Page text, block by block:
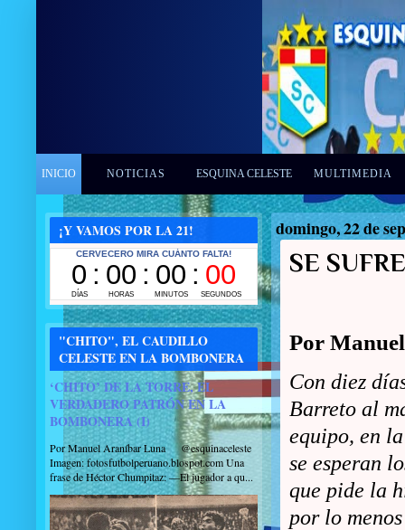
INICIO NOTICIAS ESQUINA CELESTE MULTIMEDIA
domingo, 22 de
SE
Por
Con diez
Barreto al
equipo, en
se esperan
que pide la
por lo
¡Y VAMOS POR LA 21!
"CHITO", EL CAUDILLO
CELESTE EN LA BOMBONERA
‘CHITO’ DE LA TORRE, EL
VERDADERO PATRÓN EN LA
BOMBONERA (I)
Por Manuel Araníbar Luna @esquinaceleste
Imagen: fotosfutbolperuano.blospot.com Una
frase de Héctor Chumpitaz: —El jugador a qu...